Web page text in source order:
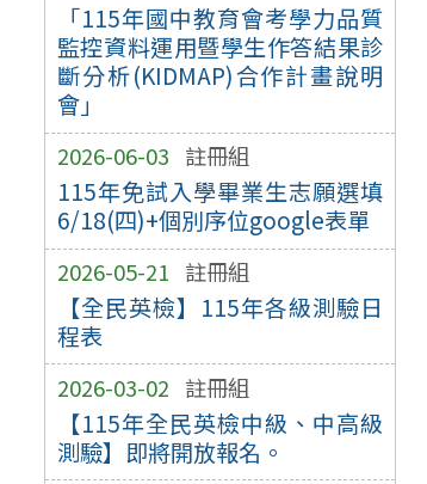
「115年國中教育會考學力品質
監控資料運用暨學生作答結果診
斷分析(KIDMAP)合作計畫說明
會」
2026-06-03 註冊組
115年免試入學畢業生志願選填
6/18(四)+個別序位google表單
2026-05-21 註冊組
【全民英檢】115年各級測驗日
程表
2026-03-02 註冊組
【115年全民英檢中級、中高級
測驗】即將開放報名。